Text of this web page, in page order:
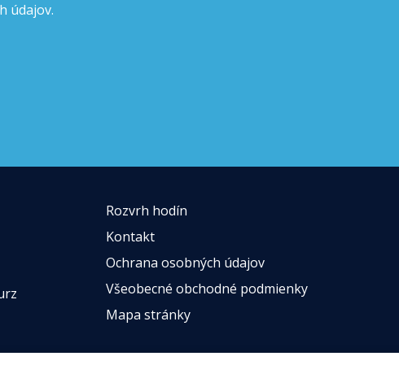
údajov.
Rozvrh hodín
Kontakt
Ochrana osobných údajov
Všeobecné obchodné podmienky
Mapa stránky